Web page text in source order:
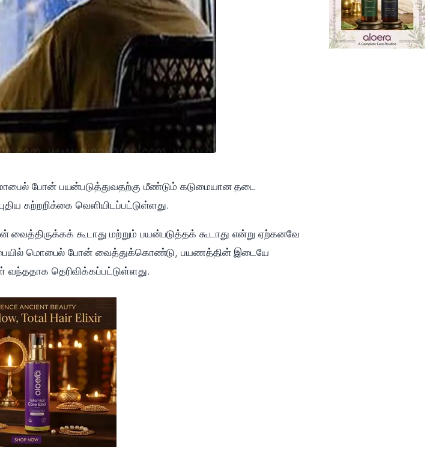
போன் பயன்படுத்துவதற்கு மீண்டும் கடுமையான தடை
சுற்றறிக்கை வெளியிடப்பட்டுள்ளது.
கூடாது மற்றும் பயன்படுத்தக் கூடாது என்று ஏற்கனவே
மொபைல் போன் வைத்துக்கொண்டு, பயணத்தின் இடையே
வந்ததாக தெரிவிக்கப்பட்டுள்ளது.